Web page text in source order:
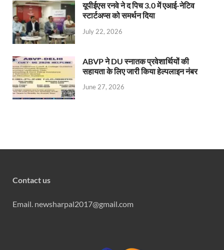
यूपीईएस रनवे ने द पिच 3.0 में एआई-नेटिव
स्टार्टअप्स को समर्थन दिया
July 22, 2026
ABVP ने DU स्नातक प्रवेशार्थियों की
सहायता के लिए जारी किया हेल्पलाइन नंबर
June 27, 2026
Contact us
Email. newsharpal2017@gmail.com